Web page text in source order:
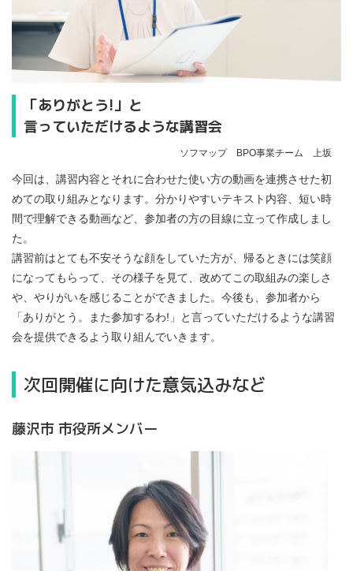
「ありがとう!」と
言っていただけるような講習会
ソフマップ BPO事業チーム 上坂
今回は、講習内容とそれに合わせた使い方の動画を連携させた初
めての取り組みとなります。分かりやすいテキスト内容、短い時
間で理解できる動画など、参加者の方の目線に立って作成しまし
た。
講習前はとても不安そうな顔をしていた方が、帰るときには笑顔
になってもらって、その様子を見て、改めてこの取組みの楽しさ
や、やりがいを感じることができました。今後も、参加者から
「ありがとう。また参加するわ!」と言っていただけるような講習
会を提供できるよう取り組んでいきます。
次回開催に向けた意気込みなど
藤沢市 市役所メンバー